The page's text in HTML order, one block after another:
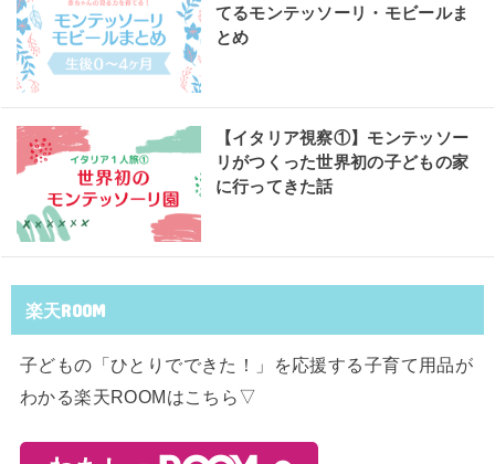
てるモンテッソーリ・モビールま
とめ
【イタリア視察①】モンテッソー
リがつくった世界初の子どもの家
に行ってきた話
楽天ROOM
子どもの「ひとりでできた！」を応援する子育て用品が
わかる楽天ROOMはこちら▽